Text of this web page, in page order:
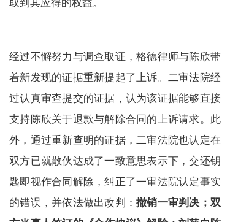
经过不懈努力与调查取证，格德律师与陈欣带
着新发现的证据重新提起了上诉。二审法院经
过认真审查提交的证据，认为该证据能够直接
支持陈欣关于退款与解除合同的上诉请求。此
外，通过重新查明的证据，二审法院也认定在
双方已就散伙达成了一致意思表示下，交还钥
匙即视作合同解除，纠正了一审法院认定事实
的错误，并依法做出改判：撤销一审判决；双